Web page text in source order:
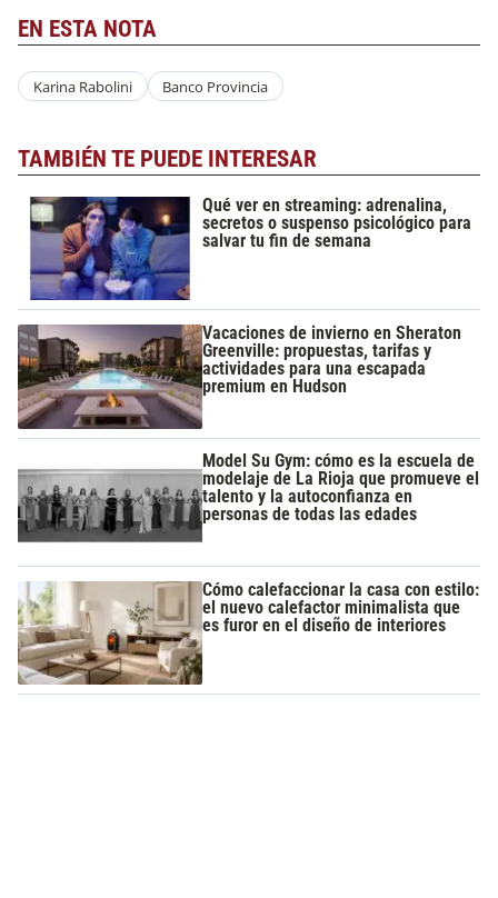
EN ESTA NOTA
Karina Rabolini Banco Provincia
TAMBIÉN TE PUEDE INTERESAR
Qué ver en streaming: adrenalina,
secretos o suspenso psicológico para
salvar tu fin de semana
Vacaciones de invierno en Sheraton
Greenville: propuestas, tarifas y
actividades para una escapada
premium en Hudson
Model Su Gym: cómo es la escuela de
modelaje de La Rioja que promueve el
talento y la autoconfianza en
personas de todas las edades
Cómo calefaccionar la casa con estilo:
el nuevo calefactor minimalista que
es furor en el diseño de interiores